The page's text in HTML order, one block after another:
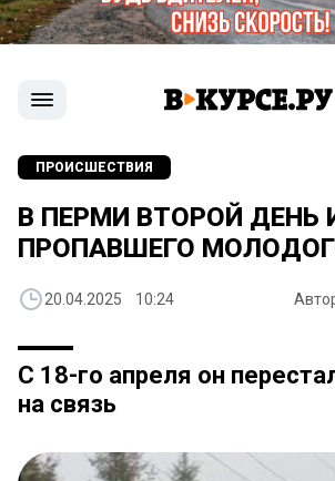
ПРОИСШЕСТВИЯ
В ПЕРМИ ВТОРОЙ ДЕНЬ
ПРОПАВШЕГО
20.04.2025 10:24
С 18-го апреля он
на связь